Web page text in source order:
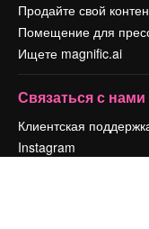
Продайте свой
Помещение для
Ищете magnific.ai
Связаться с нами
Клиентская
Instagram